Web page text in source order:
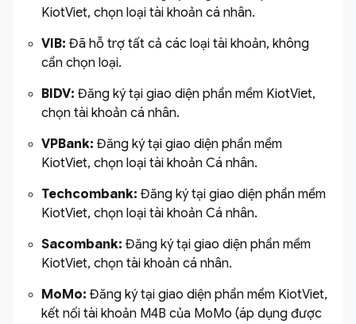
KiotViet, chọn loại tài khoản cá nhân.
VIB: Đã hỗ trợ tất cả các loại tài khoản, không
cần chọn loại.
BIDV: Đăng ký tại giao diện phần mềm KiotViet,
chọn tài khoản cá nhân.
VPBank: Đăng ký tại giao diện phần mềm
KiotViet, chọn loại tài khoản Cá nhân.
Techcombank: Đăng ký tại giao diện phần mềm
KiotViet, chọn loại tài khoản Cá nhân.
Sacombank: Đăng ký tại giao diện phần mềm
KiotViet, chọn tài khoản cá nhân.
MoMo: Đăng ký tại giao diện phần mềm KiotViet,
kết nối tài khoản M4B của MoMo (áp dụng được